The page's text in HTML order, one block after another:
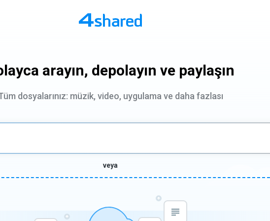
arayın, depolayın ve paylaşın
dosyalarınız: müzik, video, uygulama ve daha fazlası
veya